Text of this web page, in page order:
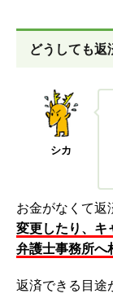
どうしても返
シカ
お金がなくて返
変更したり、キ
弁護士事務所へ
返済できる目途